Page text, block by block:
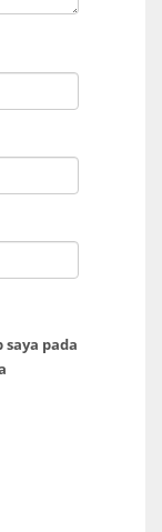
pada